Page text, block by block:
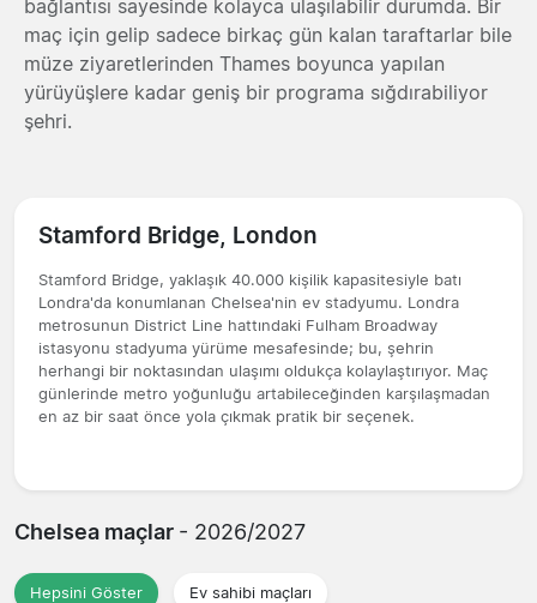
bağlantısı sayesinde kolayca ulaşılabilir durumda. Bir
maç için gelip sadece birkaç gün kalan taraftarlar bile
müze ziyaretlerinden Thames boyunca yapılan
yürüyüşlere kadar geniş bir programa sığdırabiliyor
şehri.
Stamford Bridge, London
Stamford Bridge, yaklaşık 40.000 kişilik kapasitesiyle batı
Londra'da konumlanan Chelsea'nin ev stadyumu. Londra
metrosunun District Line hattındaki Fulham Broadway
istasyonu stadyuma yürüme mesafesinde; bu, şehrin
herhangi bir noktasından ulaşımı oldukça kolaylaştırıyor. Maç
günlerinde metro yoğunluğu artabileceğinden karşılaşmadan
en az bir saat önce yola çıkmak pratik bir seçenek.
Chelsea maçlar - 2026/2027
Hepsini Göster Ev sahibi maçları